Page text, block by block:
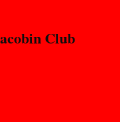
Club